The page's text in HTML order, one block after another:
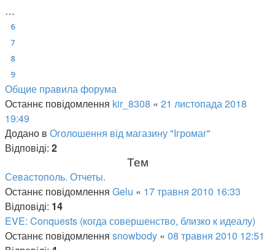
…
6
7
8
9
Общие правила форума
Останнє повідомлення kir_8308 « 21 листопада 2018
19:49
Додано в Оголошення від магазину "Ігромаг"
Відповіді: 2
Тем
Севастополь. Отчеты.
Останнє повідомлення Gelu « 17 травня 2010 16:33
Відповіді: 14
EVE: Conquests (когда совершенство, близко к идеалу)
Останнє повідомлення snowbody « 08 травня 2010 12:51